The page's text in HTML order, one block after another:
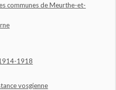
communes de Meurthe-et-
1918
vosgienne